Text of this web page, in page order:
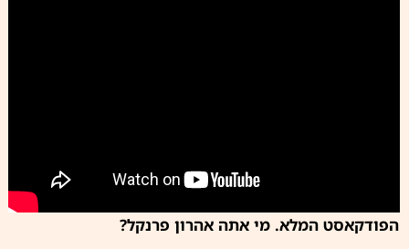
הפודקאסט המלא. מי אתה אהרון פרנקל?